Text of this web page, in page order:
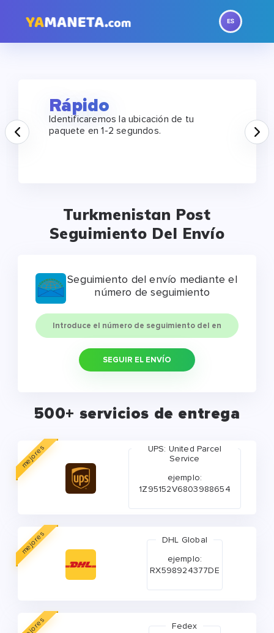
Rápido
Identificaremos la ubicación de tu
paquete en 1-2 segundos.
Turkmenistan Post
Seguimiento Del Envío
Seguimiento del envío mediante el
número de seguimiento
SEGUIR EL ENVÍO
500+ servicios de entrega
mejores
UPS: United Parcel
Service
ejemplo:
1Z95152V6803988654
mejores
DHL Global
ejemplo:
RX598924377DE
Fedex